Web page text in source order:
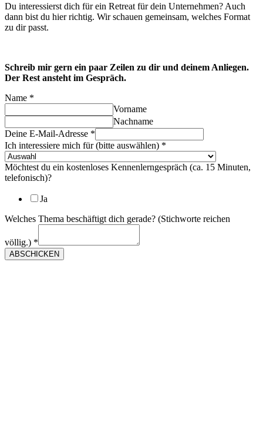
Du interessierst dich für ein Retreat für dein Unternehmen? Auch
dann bist du hier richtig. Wir schauen gemeinsam, welches Format
zu dir passt.
Schreib mir gern ein paar Zeilen zu dir und deinem Anliegen.
Der Rest ansteht im Gespräch.
Name *
Vorname
Nachname
Deine E-Mail-Adresse *
Ich interessiere mich für (bitte auswählen) *
Möchtest du ein kostenloses Kennenlerngespräch (ca. 15 Minuten,
telefonisch)?
Ja
Welches Thema beschäftigt dich gerade? (Stichworte reichen
völlig.) *
ABSCHICKEN